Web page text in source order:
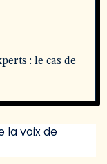
: le cas de